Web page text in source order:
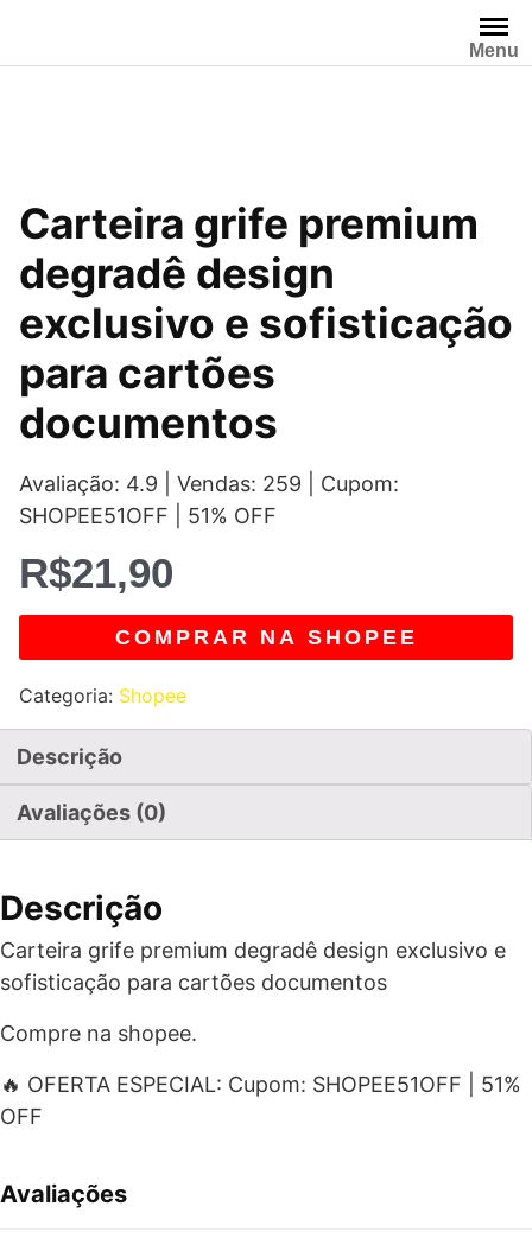
o
Menu
Carteira grife premium
degradê design
exclusivo e sofisticação
para cartões
documentos
Avaliação: 4.9 | Vendas: 259 | Cupom:
SHOPEE51OFF | 51% OFF
R$21,90
COMPRAR NA SHOPEE
Categoria: Shopee
Descrição
Avaliações (0)
Descrição
Carteira grife premium degradê design exclusivo e
sofisticação para cartões documentos
Compre na shopee.
🔥 OFERTA ESPECIAL: Cupom: SHOPEE51OFF | 51%
OFF
Avaliações